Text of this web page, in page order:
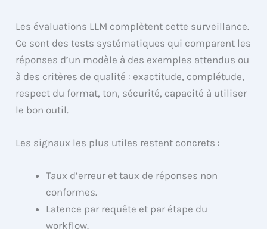
Les évaluations LLM complètent cette surveillance.
Ce sont des tests systématiques qui comparent les
réponses d’un modèle à des exemples attendus ou
à des critères de qualité : exactitude, complétude,
respect du format, ton, sécurité, capacité à utiliser
le bon outil.
Les signaux les plus utiles restent concrets :
Taux d’erreur et taux de réponses non
conformes.
Latence par requête et par étape du
workflow.